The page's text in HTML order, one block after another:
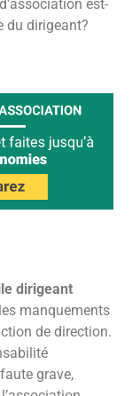
est-
du dirigeant?
dirigeant
manquements
de direction.
grave,